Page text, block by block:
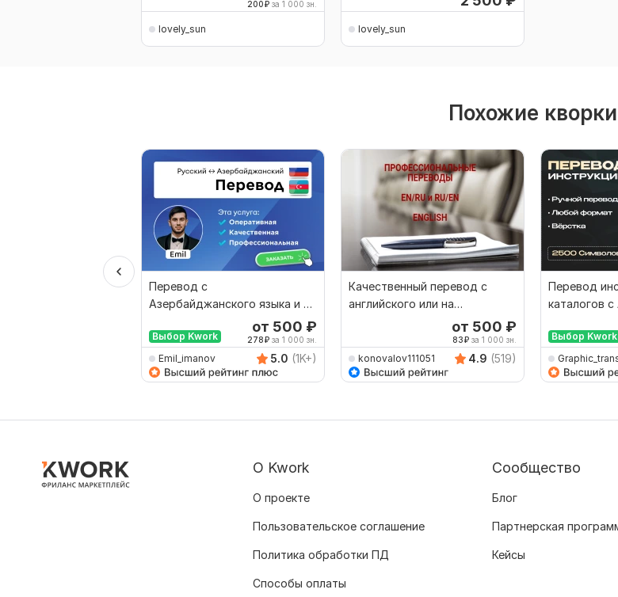
200₽ за 1 000 зн.
lovely_sun lovely_sun
Похожие кворки
Перевод с
Азербайджанского языка и на
Азербайджанский язык от
носителя
Выбор Kwork
от 500 ₽
278₽ за 1 000 зн.
Emil_imanov 5.0 (1K+)
Качественный перевод c
английского или на
от 500 ₽
83₽ за 1 000 зн.
konovalov111051 4.9 (519)
Перевод
каталогов с
Русский и
Выбор Kwork
О Kwork
О проекте
Пользовательское соглашение
Политика обработки ПД
Способы оплаты
Сообщество
Блог
Партнерская
Кейсы